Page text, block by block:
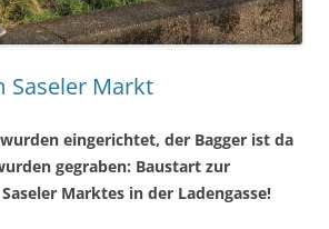
Saseler Markt
eingerichtet, der Bagger ist da
gegraben: Baustart zur
Marktes in der Ladengasse!